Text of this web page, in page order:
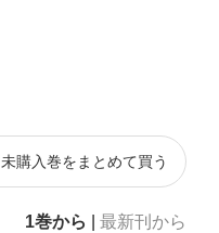
未購入巻をまとめて買う
1巻から 最新刊から